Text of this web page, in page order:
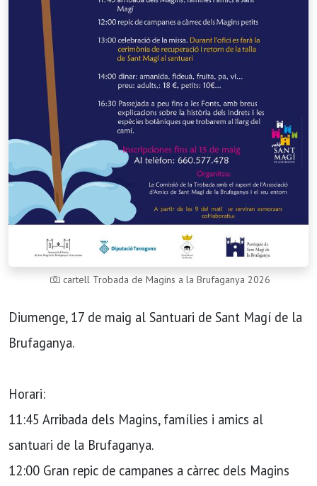
cartell Trobada de Magins a la Brufaganya 2026
Diumenge, 17 de maig al Santuari de Sant Magí de la
Brufaganya.
Horari:
11:45 Arribada dels Magins, famílies i amics al
santuari de la Brufaganya.
12:00 Gran repic de campanes a càrrec dels Magins